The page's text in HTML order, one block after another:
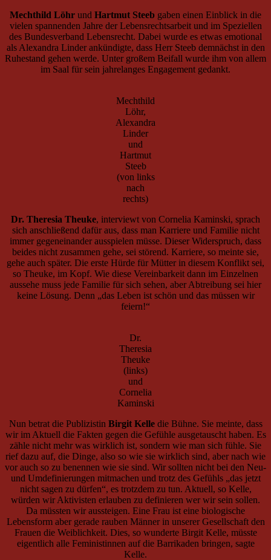
Mechthild Löhr und Hartmut Steeb gaben einen Einblick in die
vielen spannenden Jahre der Lebensrechtsarbeit und im Speziellen
des Bundesverband Lebensrecht. Dabei wurde es etwas emotional
als Alexandra Linder ankündigte, dass Herr Steeb demnächst in den
Ruhestand gehen werde. Unter großem Beifall wurde ihm von allem
im Saal für sein jahrelanges Engagement gedankt.
Mechthild
Löhr,
Alexandra
Linder
und
Hartmut
Steeb
(von links
nach
rechts)
Dr. Theresia Theuke, interviewt von Cornelia Kaminski, sprach
sich anschließend dafür aus, dass man Karriere und Familie nicht
immer gegeneinander ausspielen müsse. Dieser Widerspruch, dass
beides nicht zusammen gehe, sei störend. Karriere, so meinte sie,
gehe auch später. Die erste Hürde für Mütter in diesem Konflikt sei,
so Theuke, im Kopf. Wie diese Vereinbarkeit dann im Einzelnen
aussehe muss jede Familie für sich sehen, aber Abtreibung sei hier
keine Lösung. Denn „das Leben ist schön und das müssen wir
feiern!“
Dr.
Theresia
Theuke
(links)
und
Cornelia
Kaminski
Nun betrat die Publizistin Birgit Kelledie Bühne. Sie meinte, dass
wir im Aktuell die Fakten gegen die Gefühle ausgetauscht haben. Es
zähle nicht mehr was wirklich ist, sondern wie man sich fühle. Sie
rief dazu auf, die Dinge, also so wie sie wirklich sind, aber nach wie
vor auch so zu benennen wie sie sind. Wir sollten nicht bei den Neu-
und Umdefinierungen mitmachen und trotz des Gefühls „das jetzt
nicht sagen zu dürfen“, es trotzdem zu tun. Aktuell, so Kelle,
würden wir Aktivisten erlauben zu definieren wer wir sein sollen.
Da müssten wir aussteigen. Eine Frau ist eine biologische
Lebensform aber gerade rauben Männer in unserer Gesellschaft den
Frauen die Weiblichkeit. Dies, so wunderte Birgit Kelle, müsste
eigentlich alle Feministinnen auf die Barrikaden bringen, sagte
Kelle.